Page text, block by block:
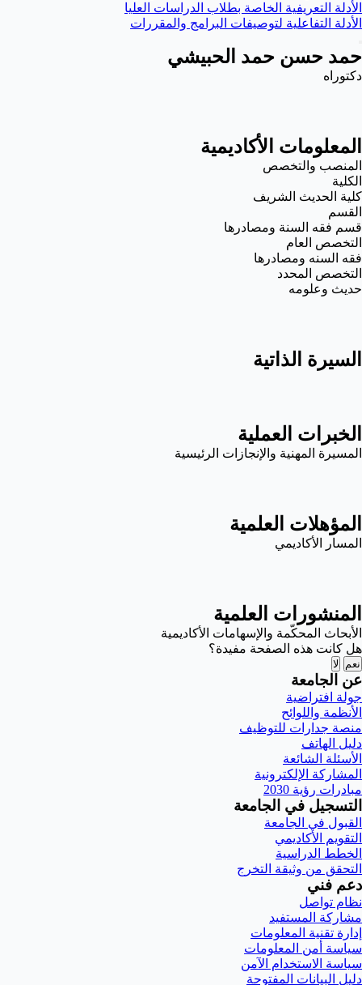
الأدلة التعريفية الخاصة بطلاب الدراسات العليا
الأدلة التفاعلية لتوصيفات البرامج والمقررات
حمد حسن حمد الحبيشي
دكتوراه
المعلومات الأكاديمية
المنصب والتخصص
الكلية
كلية الحديث الشريف
القسم
قسم فقه السنة ومصادرها
التخصص العام
فقه السنه ومصادرها
التخصص المحدد
حديث وعلومه
السيرة الذاتية
الخبرات العملية
المسيرة المهنية والإنجازات الرئيسية
المؤهلات العلمية
المسار الأكاديمي
المنشورات العلمية
الأبحاث المحكّمة والإسهامات الأكاديمية
هل كانت هذه الصفحة مفيدة؟
نعم لا
عن الجامعة
جولة افتراضية
الأنظمة واللوائح
منصة جدارات للتوظيف
دليل الهاتف
الأسئلة الشائعة
المشاركة الإلكترونية
مبادرات رؤية 2030
التسجيل في الجامعة
القبول في الجامعة
التقويم الأكاديمي
الخطط الدراسية
التحقق من وثيقة التخرج
دعم فني
نظام تواصل
مشاركة المستفيد
إدارة تقنية المعلومات
سياسة أمن المعلومات
سياسة الاستخدام الآمن
دليل البيانات المفتوحة